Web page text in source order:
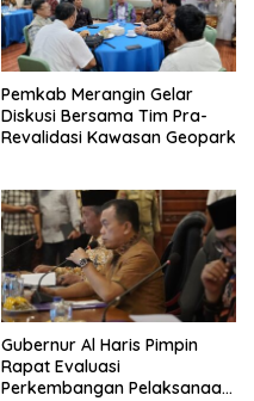
Pemkab Merangin Gelar
Diskusi Bersama Tim Pra-
Revalidasi Kawasan Geopark
Gubernur Al Haris Pimpin
Rapat Evaluasi
Perkembangan Pelaksanaan